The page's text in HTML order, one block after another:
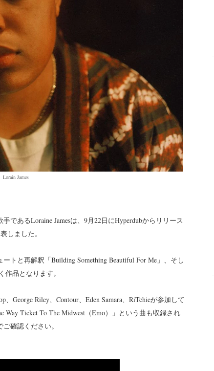
Lorain James
であるLoraine Jamesは、9月22日にHyperdubからリリース
しました。
トと再解釈「Building Something Beautiful For Me」、そし
作品となります。
、George Riley、Contour、Eden Samara、RiTchieが参加して
Way Ticket To The Midwest（Emo）」という曲も収録され
確認ください。